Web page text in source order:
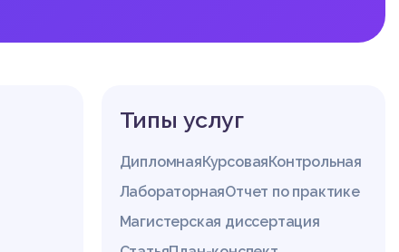
Типы услуг
ДипломнаяКурсоваяКонтрольная
ЛабораторнаяОтчет по практике
Магистерская диссертация